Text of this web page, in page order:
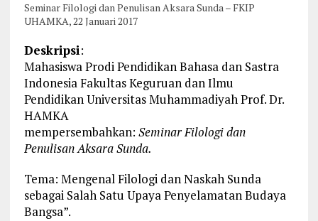
Seminar Filologi dan Penulisan Aksara Sunda – FKIP
UHAMKA, 22 Januari 2017
Deskripsi:
Mahasiswa Prodi Pendidikan Bahasa dan Sastra
Indonesia Fakultas Keguruan dan Ilmu
Pendidikan Universitas Muhammadiyah Prof. Dr.
HAMKA
mempersembahkan: Seminar Filologi dan
Penulisan Aksara Sunda.
Tema: Mengenal Filologi dan Naskah Sunda
sebagai Salah Satu Upaya Penyelamatan Budaya
Bangsa”.